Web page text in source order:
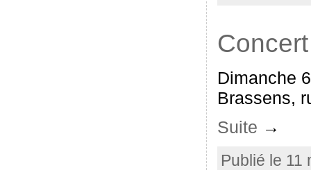
Dimanche
Brassens,
Suite →
Publié le 11